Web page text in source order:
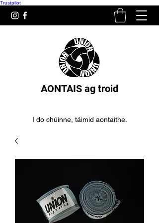
Trustpilot
AONTAIS ag troid
I do chúinne, táimid aontaithe.